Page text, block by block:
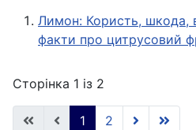
Лимон: Користь, шкода,
факти про цитрусовий
Сторінка 1 із 2
1 2